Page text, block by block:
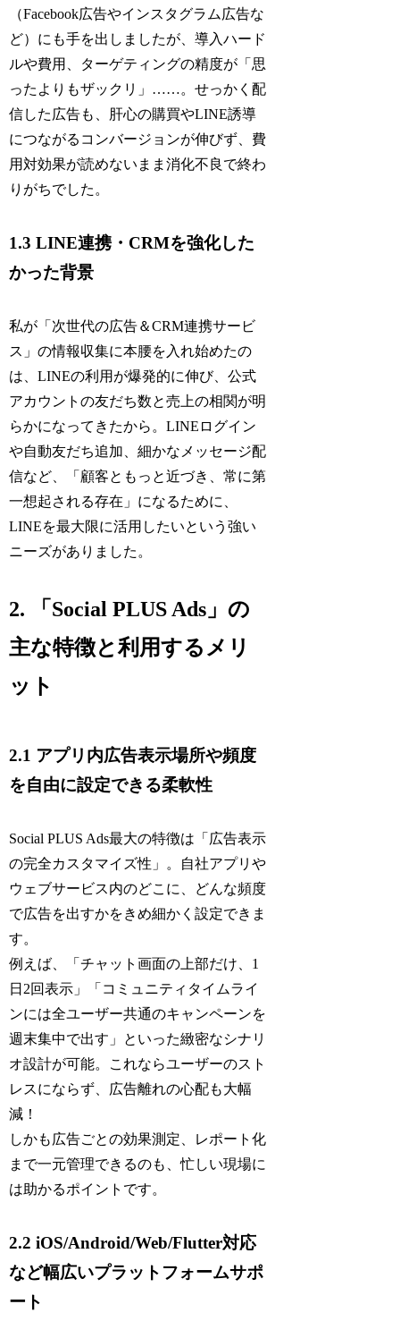
（Facebook広告やインスタグラム広告な
ど）にも手を出しましたが、導入ハード
ルや費用、ターゲティングの精度が「思
ったよりもザックリ」……。せっかく配
信した広告も、肝心の購買やLINE誘導
につながるコンバージョンが伸びず、費
用対効果が読めないまま消化不良で終わ
りがちでした。
1.3 LINE連携・CRMを強化した
かった背景
私が「次世代の広告＆CRM連携サービ
ス」の情報収集に本腰を入れ始めたの
は、LINEの利用が爆発的に伸び、公式
アカウントの友だち数と売上の相関が明
らかになってきたから。LINEログイン
や自動友だち追加、細かなメッセージ配
信など、「顧客ともっと近づき、常に第
一想起される存在」になるために、
LINEを最大限に活用したいという強い
ニーズがありました。
2. 「Social PLUS Ads」の
主な特徴と利用するメリ
ット
2.1 アプリ内広告表示場所や頻度
を自由に設定できる柔軟性
Social PLUS Ads最大の特徴は「広告表示
の完全カスタマイズ性」。自社アプリや
ウェブサービス内のどこに、どんな頻度
で広告を出すかをきめ細かく設定できま
す。
例えば、「チャット画面の上部だけ、1
日2回表示」「コミュニティタイムライ
ンには全ユーザー共通のキャンペーンを
週末集中で出す」といった緻密なシナリ
オ設計が可能。これならユーザーのスト
レスにならず、広告離れの心配も大幅
減！
しかも広告ごとの効果測定、レポート化
まで一元管理できるのも、忙しい現場に
は助かるポイントです。
2.2 iOS/Android/Web/Flutter対応
など幅広いプラットフォームサポ
ート